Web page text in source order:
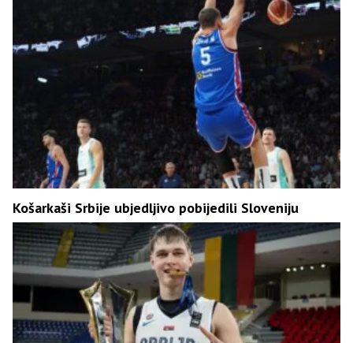
Košarkaši Srbije ubjedljivo pobijedili Sloveniju